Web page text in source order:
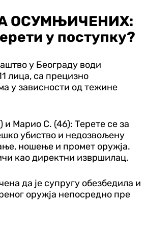
ОСУМЊИЧЕНИХ:
у поступку?
у Београду води
лица, са прецизно
у зависности од тежине
Марио С. (46): Терете се за
убиство и недозвољену
ношење и промет оружја.
као директни извршилац.
да је супругу обезбедила и
оружја непосредно пре